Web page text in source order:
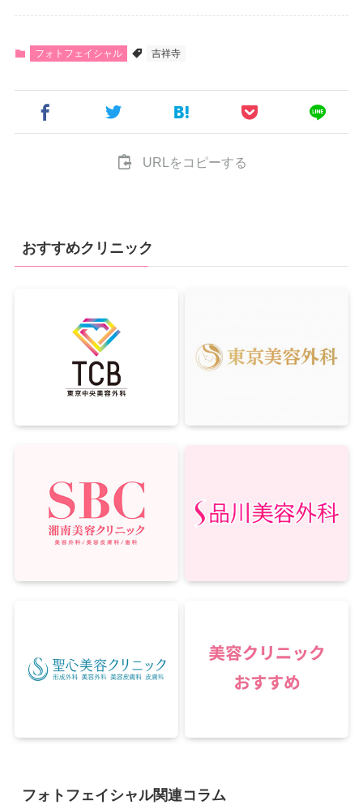
フォトフェイシャル 吉祥寺
URLをコピーする
おすすめクリニック
フォトフェイシャル関連コラム